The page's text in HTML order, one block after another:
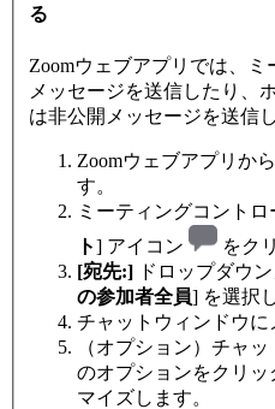
る
Zoomウェブアプリでは、
メッセージを送信したり、
は非公開メッセージを送信
Zoomウェブアプリか
す。
ミーティングコント
ト] アイコン
をク
[宛先:] ドロップダウ
の参加者全員] を選択
チャットウィンドウに
（オプション）チャ
のオプションをクリ
マイズします。